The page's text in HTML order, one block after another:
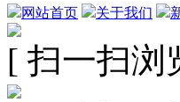
网站首页 关于我们
[ 扫一扫浏